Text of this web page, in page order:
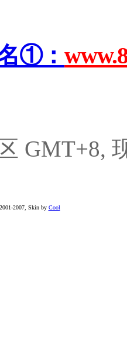
①：
GMT+8,
2007, Skin by Cool